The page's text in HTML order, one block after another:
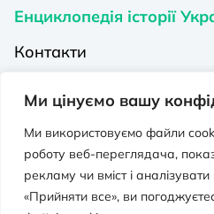
Ми цінуємо вашу
Ми використовуємо файли
роботу веб-переглядача,
рекламу чи вміст і
«Прийняти все», ви
Енциклопедія історії
Контакти
Видавництва на Порталі
Політика
Публічна оферта